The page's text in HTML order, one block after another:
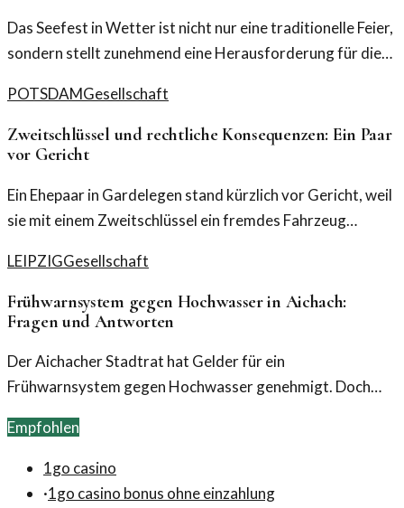
Das Seefest in Wetter ist nicht nur eine traditionelle Feier,
sondern stellt zunehmend eine Herausforderung für die
Festlichkeit und organisatorischem Aufwand wird immer
schwieriger.
POTSDAMGesellschaft
Zweitschlüssel und rechtliche Konsequenzen: Ein Paar
vor Gericht
Ein Ehepaar in Gardelegen stand kürzlich vor Gericht, weil
sie mit einem Zweitschlüssel ein fremdes Fahrzeug
von Eigentum und Recht auf.
LEIPZIGGesellschaft
Frühwarnsystem gegen Hochwasser in Aichach:
Fragen und Antworten
Der Aichacher Stadtrat hat Gelder für ein
Frühwarnsystem gegen Hochwasser genehmigt. Doch
werden müssen.
Empfohlen
1go casino
·1go casino bonus ohne einzahlung